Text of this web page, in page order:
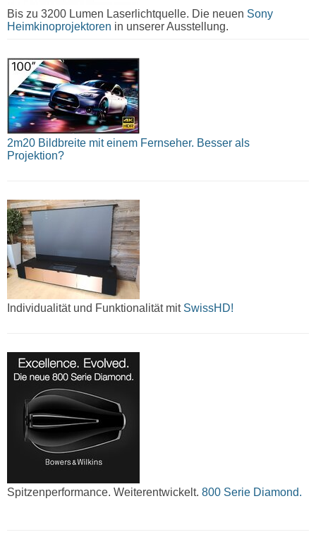
Bis zu 3200 Lumen Laserlichtquelle. Die neuen Sony
Heimkinoprojektoren in unserer Ausstellung.
2m20 Bildbreite mit einem Fernseher. Besser als
Projektion?
Individualität und Funktionalität mitSwissHD!
Spitzenperformance. Weiterentwickelt. 800 Serie Diamond.